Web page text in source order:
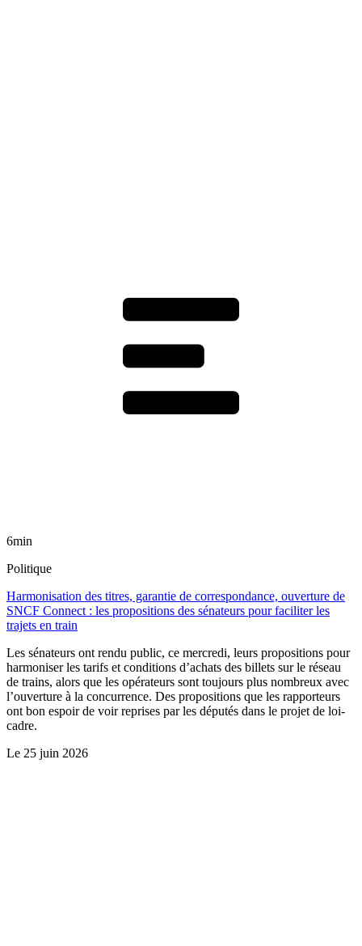
6min
Politique
Harmonisation des titres, garantie de correspondance, ouverture de
SNCF Connect : les propositions des sénateurs pour faciliter les
trajets en train
Les sénateurs ont rendu public, ce mercredi, leurs propositions pour
harmoniser les tarifs et conditions d’achats des billets sur le réseau
de trains, alors que les opérateurs sont toujours plus nombreux avec
l’ouverture à la concurrence. Des propositions que les rapporteurs
ont bon espoir de voir reprises par les députés dans le projet de loi-
cadre.
Le 25 juin 2026